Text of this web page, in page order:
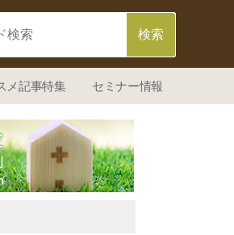
メ記事特集 セミナー情報